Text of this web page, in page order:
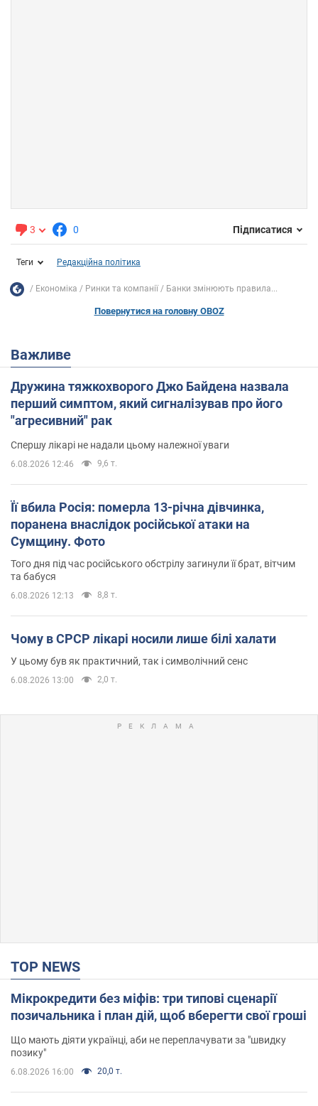
3 0 Підписатися
Теги Редакційна політика
Економіка Ринки та компанії Банки змінюють правила...
Повернутися на головну OBOZ
Важливе
Дружина тяжкохворого Джо Байдена назвала
перший симптом, який сигналізував про його
"агресивний" рак
Спершу лікарі не надали цьому належної уваги
6.08.2026 12:46 9,6 т.
Її вбила Росія: померла 13-річна дівчинка,
поранена внаслідок російської атаки на
Сумщину. Фото
Того дня під час російського обстрілу загинули її брат, вітчим
та бабуся
6.08.2026 12:13 8,8 т.
Чому в СРСР лікарі носили лише білі халати
У цьому був як практичний, так і символічний сенс
6.08.2026 13:00 2,0 т.
TOP NEWS
Мікрокредити без міфів: три типові сценарії
позичальника і план дій, щоб вберегти свої гроші
Що мають діяти українці, аби не переплачувати за "швидку
позику"
6.08.2026 16:00 20,0 т.